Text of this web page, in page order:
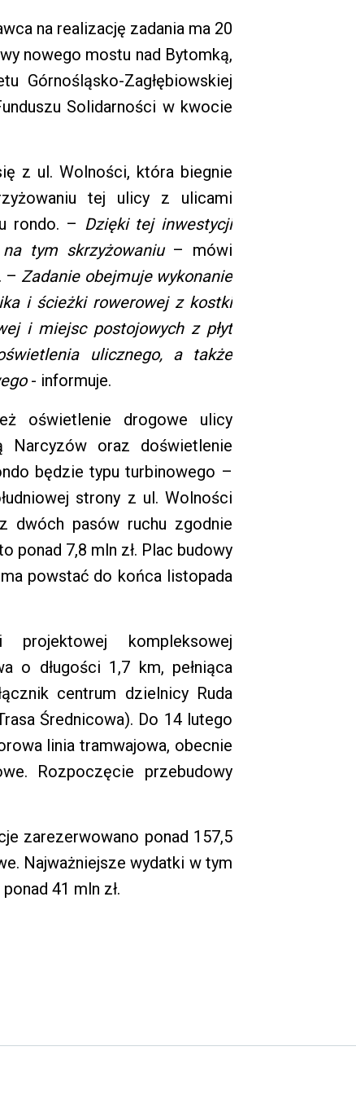
na realizację zadania ma 20
nowego mostu nad Bytomką,
Górnośląsko-Zagłębiowskiej
Solidarności w kwocie
z ul. Wolności, która biegnie
tej ulicy z ulicami
rondo. – Dzięki tej inwestycji
tym skrzyżowaniu– mówi
– Zadanie obejmuje wykonanie
i ścieżki rowerowej z kostki
i miejsc postojowych z płyt
ulicznego, a także
- informuje.
oświetlenie drogowe ulicy
oraz doświetlenie
będzie typu turbinowego –
strony z ul. Wolności
dwóch pasów ruchu zgodnie
ponad 7,8 mln zł. Plac budowy
powstać do końca listopada
projektowej kompleksowej
o długości 1,7 km, pełniąca
centrum dzielnicy Ruda
Średnicowa). Do 14 lutego
linia tramwajowa, obecnie
Rozpoczęcie przebudowy
zarezerwowano ponad 157,5
Najważniejsze wydatki w tym
41 mln zł.